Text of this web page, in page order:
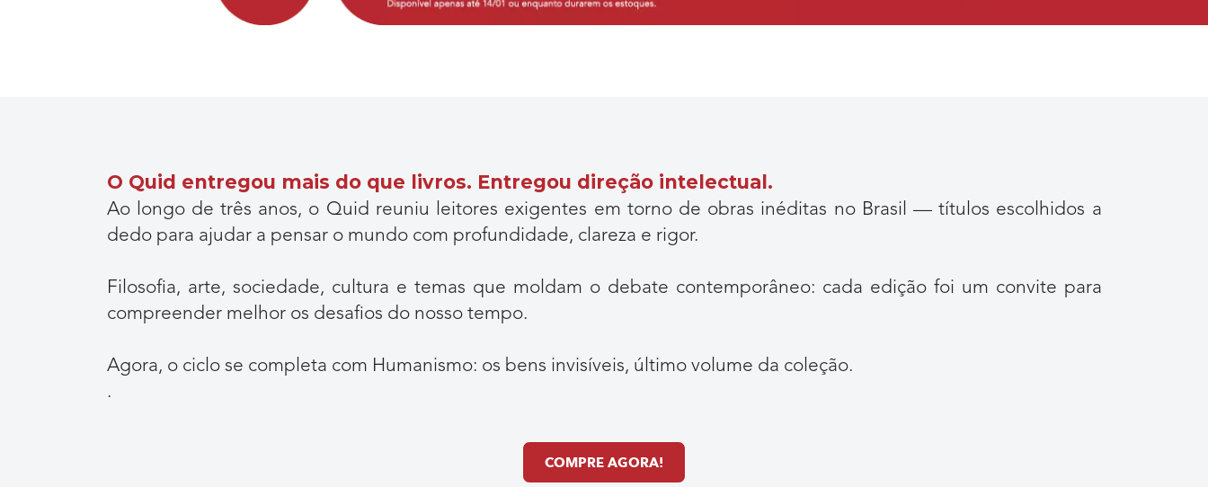
O Quid entregou mais do que livros. Entregou direção intelectual.
Ao longo de três anos, o Quid reuniu leitores exigentes em torno de obras inéditas no Brasil — títulos escolhidos a
dedo para ajudar a pensar o mundo com profundidade, clareza e rigor.
Filosofia, arte, sociedade, cultura e temas que moldam o debate contemporâneo: cada edição foi um convite para
compreender melhor os desafios do nosso tempo.
Agora, o ciclo se completa com Humanismo: os bens invisíveis, último volume da coleção.
.
COMPRE AGORA!